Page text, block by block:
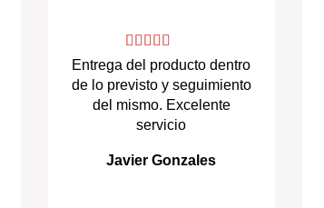
Entrega del producto dentro
de lo previsto y seguimiento
del mismo. Excelente
servicio
Javier Gonzales